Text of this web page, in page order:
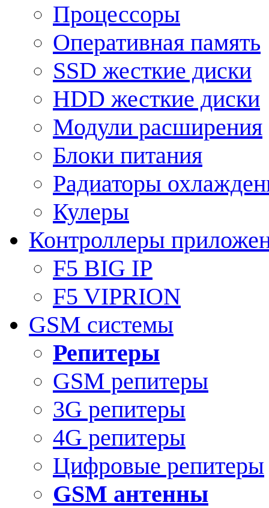
Процессоры
Оперативная память
SSD жесткие диски
HDD жесткие диски
Модули расширения
Блоки питания
Радиаторы
Кулеры
Контроллеры
F5 BIG IP
F5 VIPRION
GSM системы
Репитеры
GSM репитеры
3G репитеры
4G репитеры
Цифровые репитеры
GSM антенны